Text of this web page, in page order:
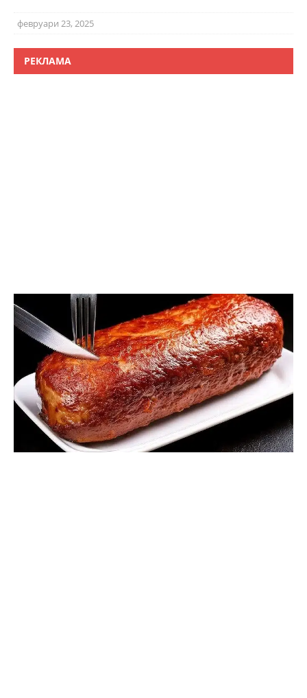
февруари 23, 2025
РЕКЛАМА